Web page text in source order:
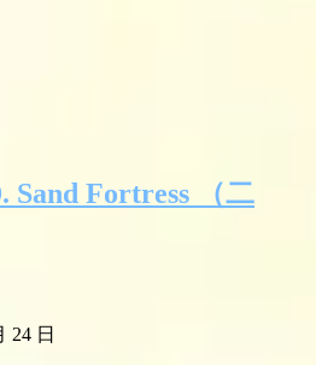
Sand Fortress （二
24 日